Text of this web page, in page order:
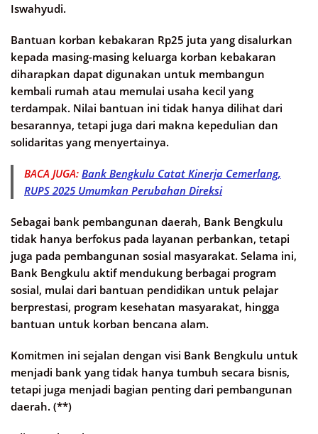
Iswahyudi.
Bantuan korban kebakaran Rp25 juta yang disalurkan
kepada masing-masing keluarga korban kebakaran
diharapkan dapat digunakan untuk membangun
kembali rumah atau memulai usaha kecil yang
terdampak. Nilai bantuan ini tidak hanya dilihat dari
besarannya, tetapi juga dari makna kepedulian dan
solidaritas yang menyertainya.
BACA JUGA: Bank Bengkulu Catat Kinerja Cemerlang,
RUPS 2025 Umumkan Perubahan Direksi
Sebagai bank pembangunan daerah, Bank Bengkulu
tidak hanya berfokus pada layanan perbankan, tetapi
juga pada pembangunan sosial masyarakat. Selama ini,
Bank Bengkulu aktif mendukung berbagai program
sosial, mulai dari bantuan pendidikan untuk pelajar
berprestasi, program kesehatan masyarakat, hingga
bantuan untuk korban bencana alam.
Komitmen ini sejalan dengan visi Bank Bengkulu untuk
menjadi bank yang tidak hanya tumbuh secara bisnis,
tetapi juga menjadi bagian penting dari pembangunan
daerah. (**)